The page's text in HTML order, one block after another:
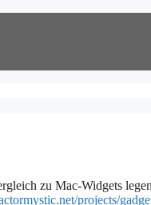
zu Mac-Widgets
projects/